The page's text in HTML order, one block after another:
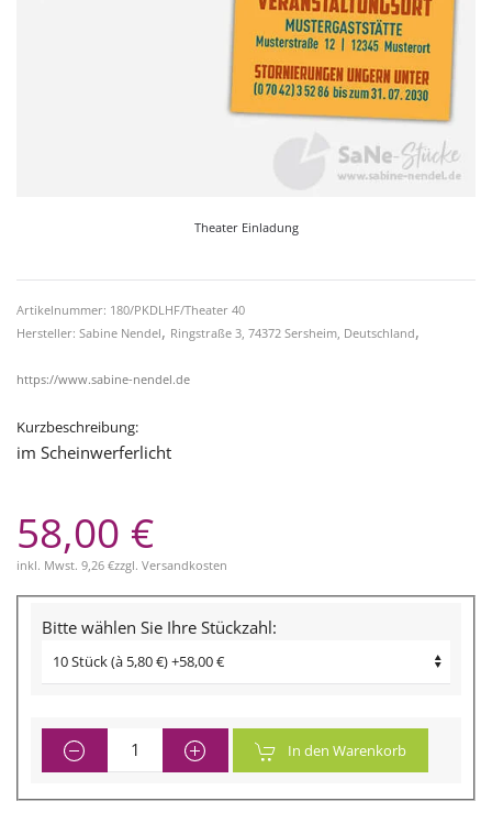
Theater Einladung
Artikelnummer: 180/PKDLHF/Theater 40
Hersteller: Sabine Nendel, Ringstraße 3, 74372 Sersheim, Deutschland,
https://www.sabine-nendel.de
Kurzbeschreibung:
im Scheinwerferlicht
58,00 €
inkl. Mwst. 9,26 €zzgl. Versandkosten
Bitte wählen Sie Ihre Stückzahl:
In den Warenkorb